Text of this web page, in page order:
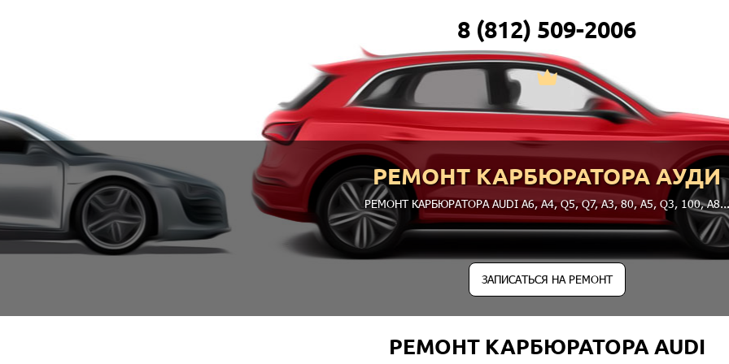
8 (812) 509-2006
РЕМОНТ КАРБЮРАТОРА АУДИ
РЕМОНТ КАРБЮРАТОРА AUDIA6,A4,Q5,Q7,A3,80,A5, Q3, 100,A8...
ЗАПИСАТЬСЯ НА РЕМОНТ
РЕМОНТ КАРБЮРАТОРА AUDI